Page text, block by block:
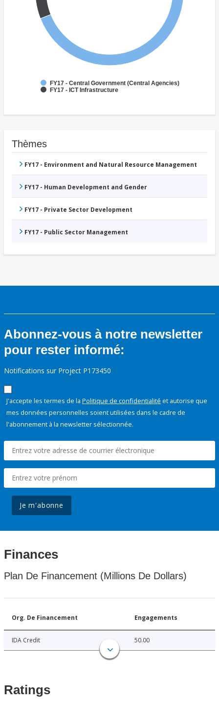
FY17 - Central Government (Central Agencies)
FY17 - ICT Infrastructure
Thèmes
FY17 - Environment and Natural Resource Management
FY17 - Human Development and Gender
FY17 - Private Sector Development
FY17 - Public Sector Management
Abonnez-vous à notre newsletter
pour rester informé:
Notifications sur Project P173450
J'accepte les termes de la Politique de confidentialité et autorise que
mes données personnelles soient utilisées dans le cadre de
l'abonnement à la newsletter sélectionnée.
Je m'abonne
Finances
Plan De Financement (Millions De Dollars)
Org. De Financement Engagements
IDA Credit 50.00
Ratings